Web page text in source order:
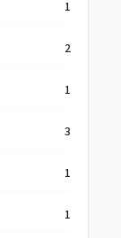
1
2
1
3
1
1